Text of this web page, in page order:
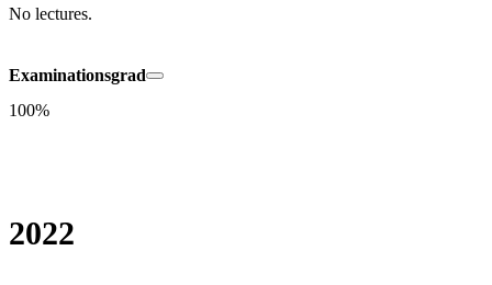
No lectures.
Examinationsgrad
100%
2022